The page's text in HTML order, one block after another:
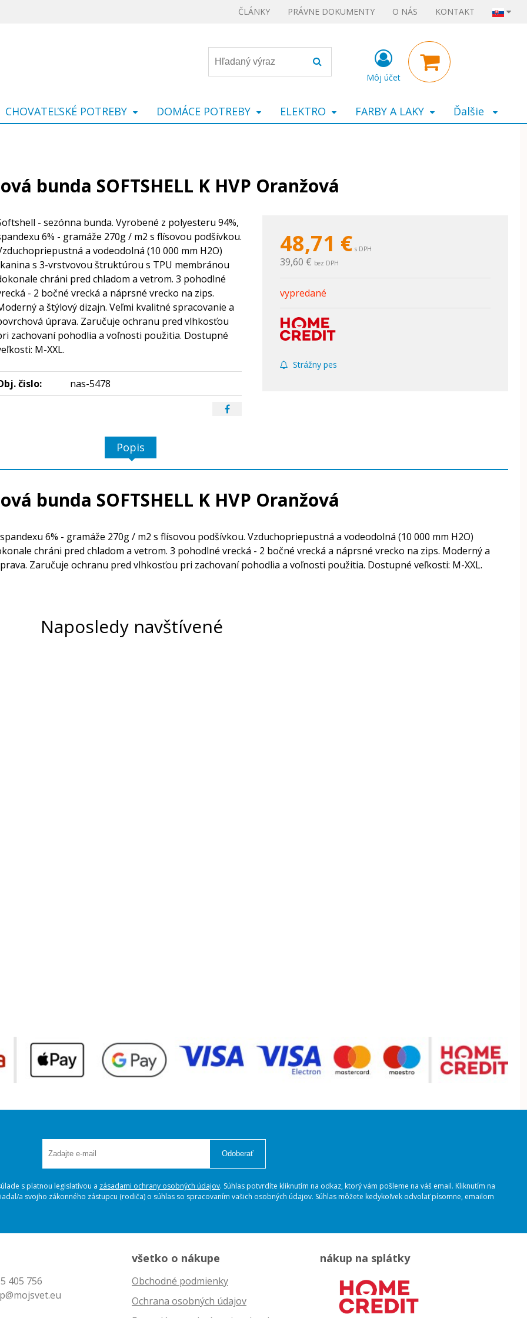
ČLÁNKY PRÁVNE DOKUMENTY O NÁS KONTAKT
Môj účet
CHOVATEĽSKÉ POTREBY DOMÁCE POTREBY ELEKTRO FARBY A LAKY Ďalšie
bunda SOFTSHELL K HVP Oranžová
48,71 € s DPH
39,60 € bez DPH
vypredané
Strážny pes
- sezónna bunda. Vyrobené z polyesteru 94%,
6% - gramáže 270g / m2 s flísovou podšívkou.
a vodeodolná (10 000 mm H2O)
s 3-vrstvovou štruktúrou s TPU membránou
chráni pred chladom a vetrom. 3 pohodlné
- 2 bočné vrecká a náprsné vrecko na zips.
a štýlový dizajn. Veľmi kvalitné spracovanie a
úprava. Zaručuje ochranu pred vlhkosťou
zachovaní pohodlia a voľnosti použitia. Dostupné
M-XXL.
čislo: nas-5478
Popis
bunda SOFTSHELL K HVP Oranžová
6% - gramáže 270g / m2 s flísovou podšívkou. Vzduchopriepustná a vodeodolná (10 000 mm H2O)
chráni pred chladom a vetrom. 3 pohodlné vrecká - 2 bočné vrecká a náprsné vrecko na zips. Moderný a
Zaručuje ochranu pred vlhkosťou pri zachovaní pohodlia a voľnosti použitia. Dostupné veľkosti: M-XXL.
Naposledy navštívené
Odoberať
s platnou legislatívou a zásadami ochrany osobných údajov. Súhlas potvrdíte kliknutím na odkaz, ktorý vám pošleme na váš email. Kliknutím na
a svojho zákonného zástupcu (rodiča) o súhlas so spracovaním vašich osobných údajov. Súhlas môžete kedykoľvek odvolať písomne, emailom
405 756
všetko o nákupe
Obchodné podmienky
Ochrana osobných údajov
nákup na splátky